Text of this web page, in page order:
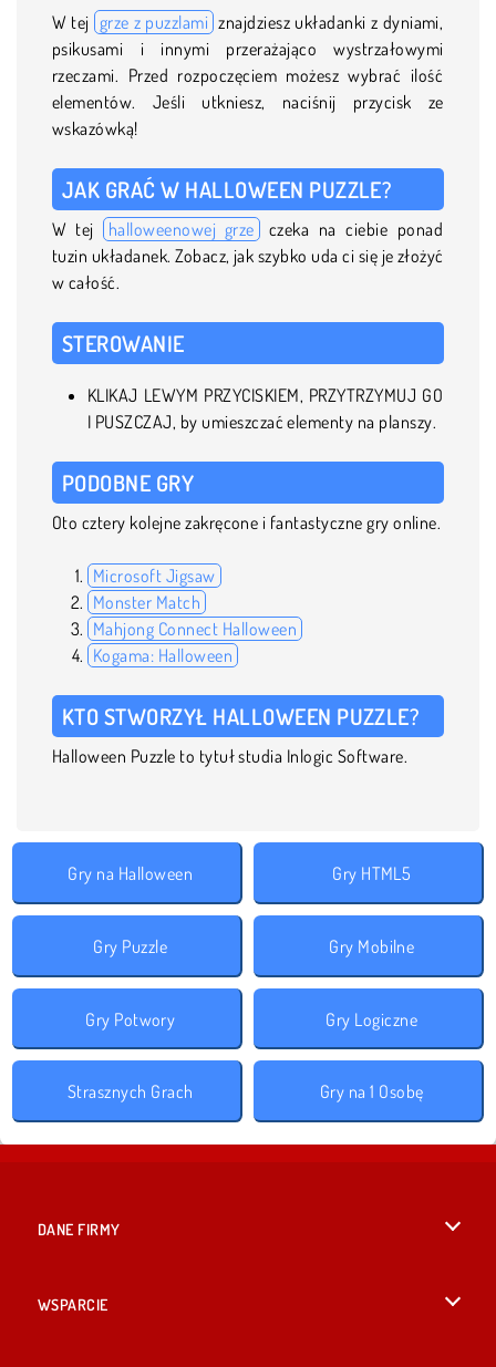
W tej grze z puzzlami znajdziesz układanki z dyniami,
psikusami i innymi przerażająco wystrzałowymi
rzeczami. Przed rozpoczęciem możesz wybrać ilość
elementów. Jeśli utkniesz, naciśnij przycisk ze
wskazówką!
JAK GRAĆ W HALLOWEEN PUZZLE?
W tej halloweenowej grze czeka na ciebie ponad
tuzin układanek. Zobacz, jak szybko uda ci się je złożyć
w całość.
STEROWANIE
KLIKAJ LEWYM PRZYCISKIEM, PRZYTRZYMUJ GO
I PUSZCZAJ, by umieszczać elementy na planszy.
PODOBNE GRY
Oto cztery kolejne zakręcone i fantastyczne gry online.
Microsoft Jigsaw
Monster Match
Mahjong Connect Halloween
Kogama: Halloween
KTO STWORZYŁ HALLOWEEN PUZZLE?
Halloween Puzzle to tytuł studia Inlogic Software.
Gry na Halloween Gry HTML5
Gry Puzzle Gry Mobilne
Gry Potwory Gry Logiczne
Strasznych Grach Gry na 1 Osobę
DANE FIRMY
WSPARCIE